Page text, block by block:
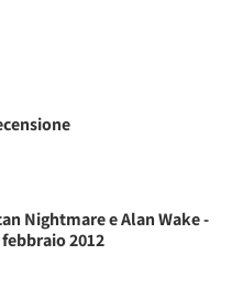
Nightmare e Alan Wake -
2012